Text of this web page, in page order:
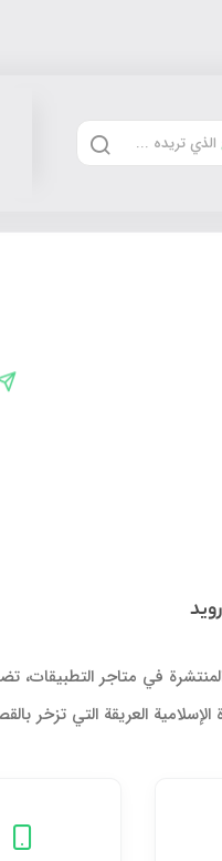
الذي تريده ...
المنتشرة في متاجر
العريقة التي تزخر